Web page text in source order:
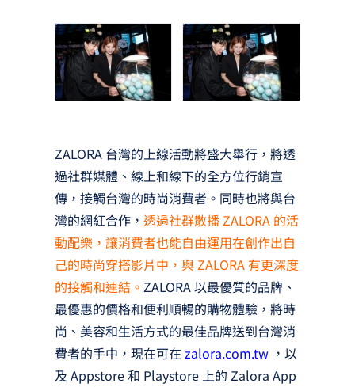
ZALORA 台灣的上線活動將盛大舉行，將透
過社群媒體、線上和線下的全方位行銷宣
傳，接觸台灣的時尚消費者。同時也將與台
灣的網紅合作， 透過社群散播 ZALORA 的活
動配樂，讓消費者也能自由運用在創作出自
己的時尚穿搭影片中，與 ZALORA 有更深度
的接觸和連結。 ZALORA 以最優質的品牌、
最優惠的價格和便利順暢的購物體驗，將時
尚、美容和生活方式的最佳品牌送到台灣消
費者的手中，現在可在 zalora.com.tw，以
及 Appstore 和 Playstore 上的 Zalora App